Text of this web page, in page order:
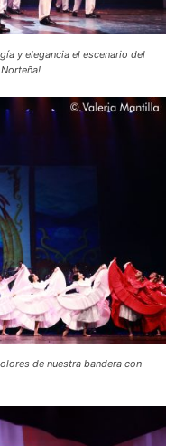
y elegancia el escenario del
de nuestra bandera con